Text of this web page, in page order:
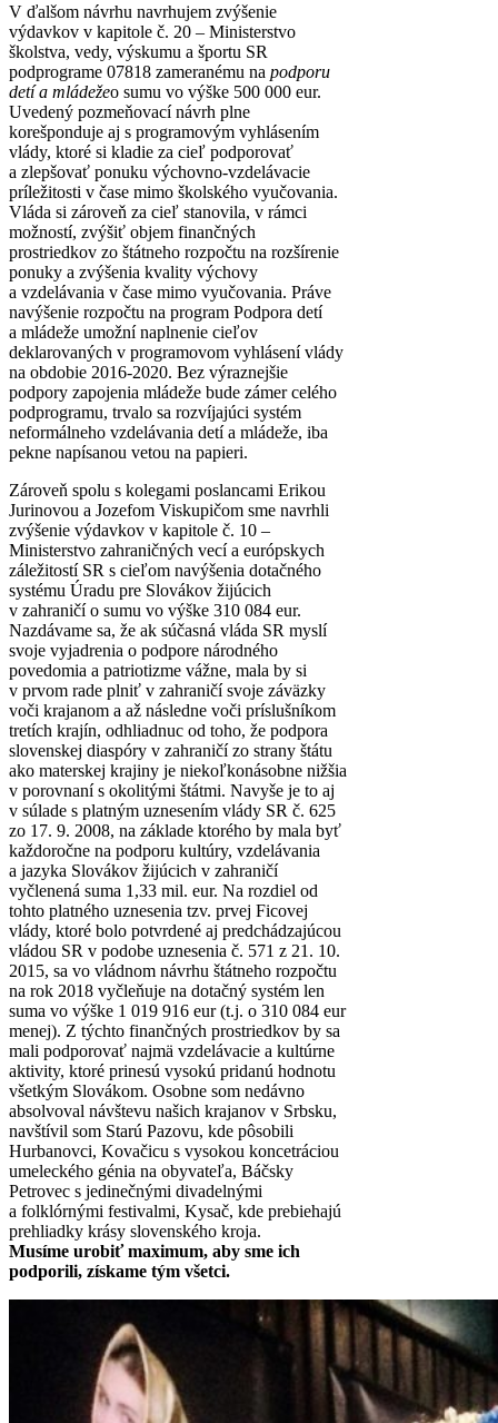
V ďalšom návrhu navrhujem zvýšenie
výdavkov v kapitole č. 20 – Ministerstvo
školstva, vedy, výskumu a športu SR
podprograme 07818 zameranému na podporu
detí a mládežeo sumu vo výške 500 000 eur.
Uvedený pozmeňovací návrh plne
korešponduje aj s programovým vyhlásením
vlády, ktoré si kladie za cieľ podporovať
a zlepšovať ponuku výchovno-vzdelávacie
príležitosti v čase mimo školského vyučovania.
Vláda si zároveň za cieľ stanovila, v rámci
možností, zvýšiť objem finančných
prostriedkov zo štátneho rozpočtu na rozšírenie
ponuky a zvýšenia kvality výchovy
a vzdelávania v čase mimo vyučovania. Práve
navýšenie rozpočtu na program Podpora detí
a mládeže umožní naplnenie cieľov
deklarovaných v programovom vyhlásení vlády
na obdobie 2016-2020. Bez výraznejšie
podpory zapojenia mládeže bude zámer celého
podprogramu, trvalo sa rozvíjajúci systém
neformálneho vzdelávania detí a mládeže, iba
pekne napísanou vetou na papieri.
Zároveň spolu s kolegami poslancami Erikou
Jurinovou a Jozefom Viskupičom sme navrhli
zvýšenie výdavkov v kapitole č. 10 –
Ministerstvo zahraničných vecí a európskych
záležitostí SR s cieľom navýšenia dotačného
systému Úradu pre Slovákov žijúcich
v zahraničí o sumu vo výške 310 084 eur.
Nazdávame sa, že ak súčasná vláda SR myslí
svoje vyjadrenia o podpore národného
povedomia a patriotizme vážne, mala by si
v prvom rade plniť v zahraničí svoje záväzky
voči krajanom a až následne voči príslušníkom
tretích krajín, odhliadnuc od toho, že podpora
slovenskej diaspóry v zahraničí zo strany štátu
ako materskej krajiny je niekoľkonásobne nižšia
v porovnaní s okolitými štátmi. Navyše je to aj
v súlade s platným uznesením vlády SR č. 625
zo 17. 9. 2008, na základe ktorého by mala byť
každoročne na podporu kultúry, vzdelávania
a jazyka Slovákov žijúcich v zahraničí
vyčlenená suma 1,33 mil. eur. Na rozdiel od
tohto platného uznesenia tzv. prvej Ficovej
vlády, ktoré bolo potvrdené aj predchádzajúcou
vládou SR v podobe uznesenia č. 571 z 21. 10.
2015, sa vo vládnom návrhu štátneho rozpočtu
na rok 2018 vyčleňuje na dotačný systém len
suma vo výške 1 019 916 eur (t.j. o 310 084 eur
menej). Z týchto finančných prostriedkov by sa
mali podporovať najmä vzdelávacie a kultúrne
aktivity, ktoré prinesú vysokú pridanú hodnotu
všetkým Slovákom. Osobne som nedávno
absolvoval návštevu našich krajanov v Srbsku,
navštívil som Starú Pazovu, kde pôsobili
Hurbanovci, Kovačicu s vysokou koncetráciou
umeleckého génia na obyvateľa, Báčsky
Petrovec s jedinečnými divadelnými
a folklórnými festivalmi, Kysač, kde prebiehajú
prehliadky krásy slovenského kroja.
Musíme urobiť maximum, aby sme ich
podporili, získame tým všetci.